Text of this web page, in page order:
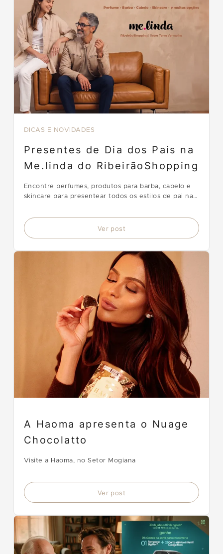
DICAS E NOVIDADES
Presentes de Dia dos Pais na
Me.linda do RibeirãoShopping
Encontre perfumes, produtos para barba, cabelo e
skincare para presentear todos os estilos de pai na
RibeirãoShopping.
Ver post
A Haoma apresenta o Nuage
Chocolatto
Visite a Haoma, no Setor Mogiana
Ver post